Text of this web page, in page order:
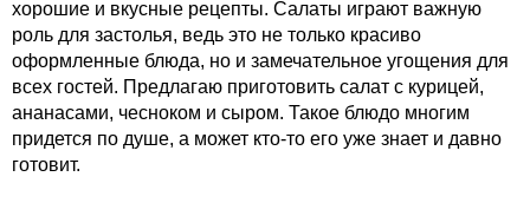
хорошие и вкусные рецепты. Салаты играют важную
роль для застолья, ведь это не только красиво
оформленные блюда, но и замечательное угощения для
всех гостей. Предлагаю приготовить салат с курицей,
ананасами, чесноком и сыром. Такое блюдо многим
придется по душе, а может кто-то его уже знает и давно
готовит.